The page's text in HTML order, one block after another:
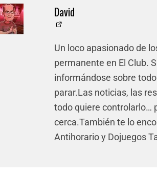
David
Un loco apasionado de
permanente en El Club.
informándose sobre
parar.Las noticias, las
todo quiere controlarlo…
cerca.También te lo
Antihorario y Dojuegos